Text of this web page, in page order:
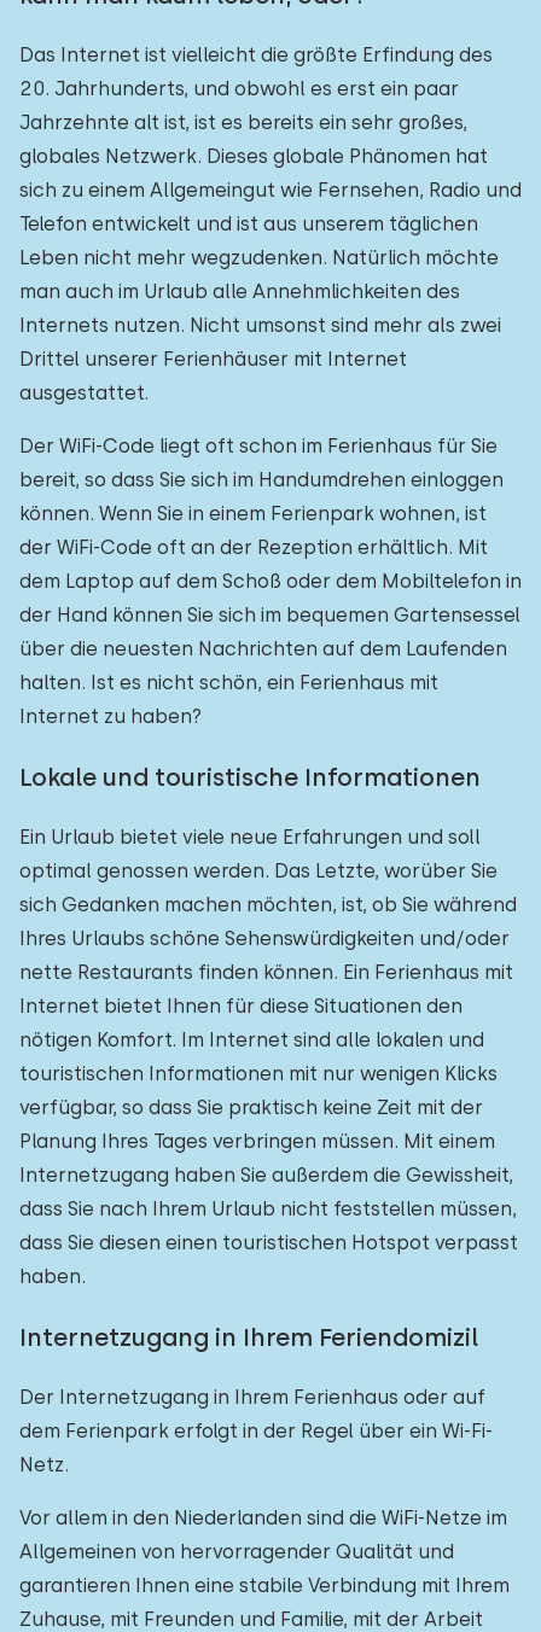
Das Internet ist vielleicht die größte Erfindung des
20. Jahrhunderts, und obwohl es erst ein paar
Jahrzehnte alt ist, ist es bereits ein sehr großes,
globales Netzwerk. Dieses globale Phänomen hat
sich zu einem Allgemeingut wie Fernsehen, Radio und
Telefon entwickelt und ist aus unserem täglichen
Leben nicht mehr wegzudenken. Natürlich möchte
man auch im Urlaub alle Annehmlichkeiten des
Internets nutzen. Nicht umsonst sind mehr als zwei
Drittel unserer Ferienhäuser mit Internet
ausgestattet.
Der WiFi-Code liegt oft schon im Ferienhaus für Sie
bereit, so dass Sie sich im Handumdrehen einloggen
können. Wenn Sie in einem Ferienpark wohnen, ist
der WiFi-Code oft an der Rezeption erhältlich. Mit
dem Laptop auf dem Schoß oder dem Mobiltelefon in
der Hand können Sie sich im bequemen Gartensessel
über die neuesten Nachrichten auf dem Laufenden
halten. Ist es nicht schön, ein Ferienhaus mit
Internet zu haben?
Lokale und touristische Informationen
Ein Urlaub bietet viele neue Erfahrungen und soll
optimal genossen werden. Das Letzte, worüber Sie
sich Gedanken machen möchten, ist, ob Sie während
Ihres Urlaubs schöne Sehenswürdigkeiten und/oder
nette Restaurants finden können. Ein Ferienhaus mit
Internet bietet Ihnen für diese Situationen den
nötigen Komfort. Im Internet sind alle lokalen und
touristischen Informationen mit nur wenigen Klicks
verfügbar, so dass Sie praktisch keine Zeit mit der
Planung Ihres Tages verbringen müssen. Mit einem
Internetzugang haben Sie außerdem die Gewissheit,
dass Sie nach Ihrem Urlaub nicht feststellen müssen,
dass Sie diesen einen touristischen Hotspot verpasst
haben.
Internetzugang in Ihrem Feriendomizil
Der Internetzugang in Ihrem Ferienhaus oder auf
dem Ferienpark erfolgt in der Regel über ein Wi-Fi-
Netz.
Vor allem in den Niederlanden sind die WiFi-Netze im
Allgemeinen von hervorragender Qualität und
garantieren Ihnen eine stabile Verbindung mit Ihrem
Zuhause, mit Freunden und Familie, mit der Arbeit